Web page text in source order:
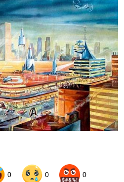
0 0 0